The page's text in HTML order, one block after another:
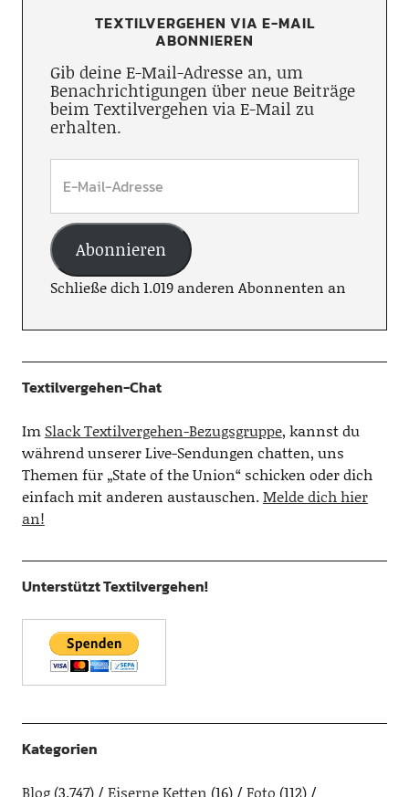
TEXTILVERGEHEN VIA E-MAIL
ABONNIEREN
Gib deine E-Mail-Adresse an, um
Benachrichtigungen über neue Beiträge
beim Textilvergehen via E-Mail zu
erhalten.
Abonnieren
Schließe dich 1.019 anderen Abonnenten an
Textilvergehen-Chat
Im Slack Textilvergehen-Bezugsgruppe, kannst du
während unserer Live-Sendungen chatten, uns
Themen für „State of the Union“ schicken oder dich
einfach mit anderen austauschen.Melde dich hier
an!
Unterstützt Textilvergehen!
Kategorien
Blog(3.747) Eiserne Ketten (16) Foto (112)